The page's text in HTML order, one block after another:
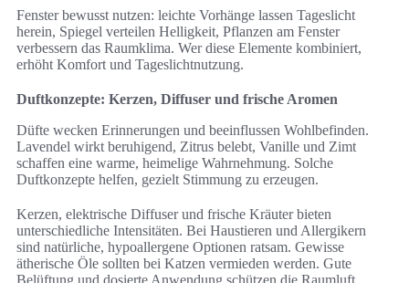
Fenster bewusst nutzen: leichte Vorhänge lassen Tageslicht
herein, Spiegel verteilen Helligkeit, Pflanzen am Fenster
verbessern das Raumklima. Wer diese Elemente kombiniert,
erhöht Komfort und Tageslichtnutzung.
Duftkonzepte: Kerzen, Diffuser und frische Aromen
Düfte wecken Erinnerungen und beeinflussen Wohlbefinden.
Lavendel wirkt beruhigend, Zitrus belebt, Vanille und Zimt
schaffen eine warme, heimelige Wahrnehmung. Solche
Duftkonzepte helfen, gezielt Stimmung zu erzeugen.
Kerzen, elektrische Diffuser und frische Kräuter bieten
unterschiedliche Intensitäten. Bei Haustieren und Allergikern
sind natürliche, hypoallergene Optionen ratsam. Gewisse
ätherische Öle sollten bei Katzen vermieden werden. Gute